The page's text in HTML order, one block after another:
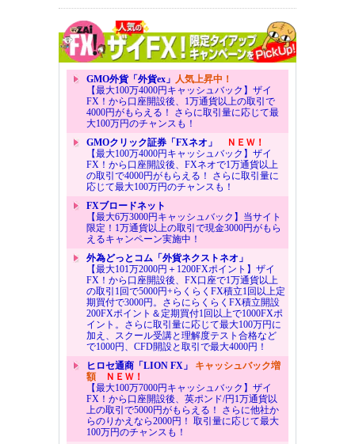
GMO外貨「外貨ex」 人気上昇中！
【最大100万4000円キャッシュバック】ザイ
FX！から口座開設後、1万通貨以上の取引で
4000円がもらえる！ さらに取引量に応じて最
大100万円のチャンスも！
GMOクリック証券「FXネオ」
ＮＥＷ！
【最大100万4000円キャッシュバック】ザイ
FX！から口座開設後、FXネオで1万通貨以上
の取引で4000円がもらえる！ さらに取引量に
応じて最大100万円のチャンスも！
FXブロードネット
【最大6万3000円キャッシュバック】当サイト
限定！1万通貨以上の取引で現金3000円がもら
えるキャンペーン実施中！
外為どっとコム「外貨ネクストネオ」
【最大101万2000円＋1200FXポイント】ザイ
FX！から口座開設後、FX口座で1万通貨以上
の取引1回で5000円+らくらくFX積立1回以上定
期買付で3000円。さらにらくらくFX積立開設
200FXポイント＆定期買付1回以上で1000FXポ
イント。さらに取引量に応じて最大100万円に
加え、スクール受講と理解度テスト合格など
で1000円、CFD開設と取引で最大4000円！
ヒロセ通商「LION FX」 キャッシュバック増
額ＮＥＷ！
【最大100万7000円キャッシュバック】ザイ
FX！から口座開設後、英ポンド/円1万通貨以
上の取引で5000円がもらえる！ さらに他社か
らのりかえなら2000円！ 取引量に応じて最大
100万円のチャンスも！